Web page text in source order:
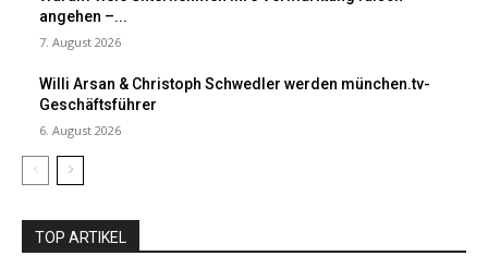
angehen –...
7. August 2026
Willi Arsan & Christoph Schwedler werden münchen.tv-
Geschäftsführer
6. August 2026
TOP ARTIKEL